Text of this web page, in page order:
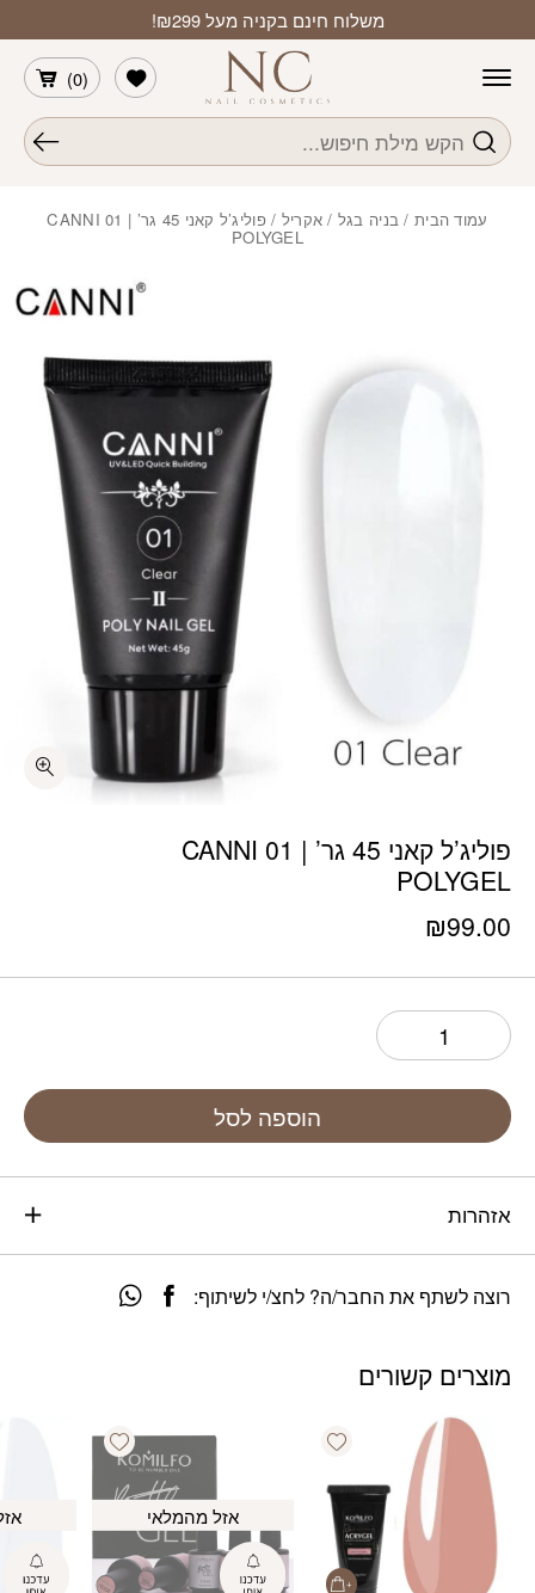
משלוח חינם בקניה מעל ₪299!
חיפוש
(
0
)
הרשימה שלי
עמוד הבית/ בניה בגל / אקריל / פוליג’ל קאני 45 גר’ | 01 CANNI
POLYGEL
פוליג’ל קאני 45 גר’ | 01 CANNI
POLYGEL
₪99.00
הוספה לסל
אזהרות
רוצה לשתף את החבר/ה? לחצ/י לשיתוף:
מוצרים קשורים
Add wishlist
Add wishlist
אזל מהמלאי